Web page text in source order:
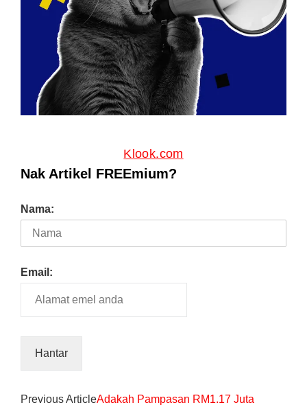
Klook.com
Nak Artikel FREEmium?
Nama:
Email:
Previous ArticleAdakah Pampasan RM1.17 Juta